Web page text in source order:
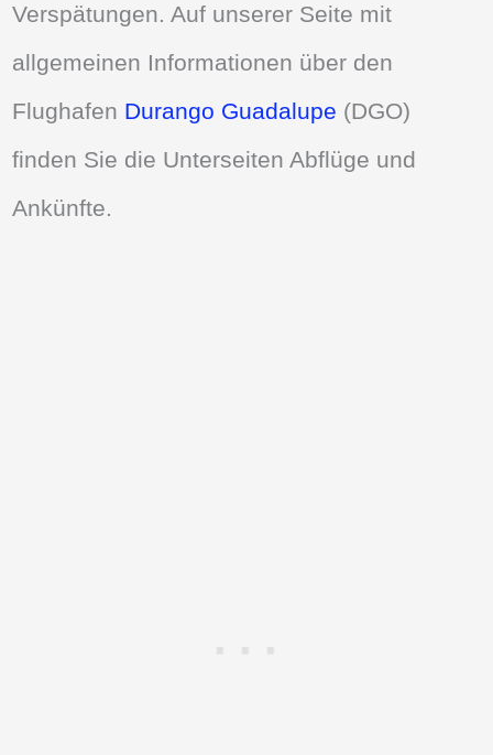
Verspätungen. Auf unserer Seite mit
allgemeinen Informationen über den
Flughafen Durango Guadalupe (DGO)
finden Sie die Unterseiten Abflüge und
Ankünfte.